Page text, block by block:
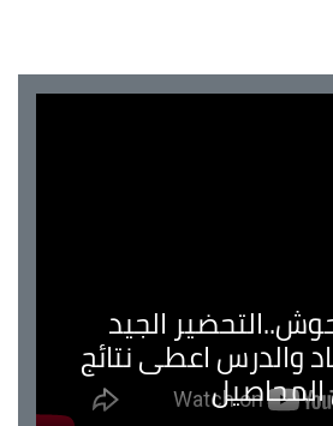
الجيد
والدرس اعطى نتائج